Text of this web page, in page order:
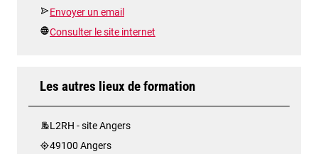
Envoyer un email
Consulter le site internet
Les autres lieux de formation
L2RH - site Angers
49100 Angers